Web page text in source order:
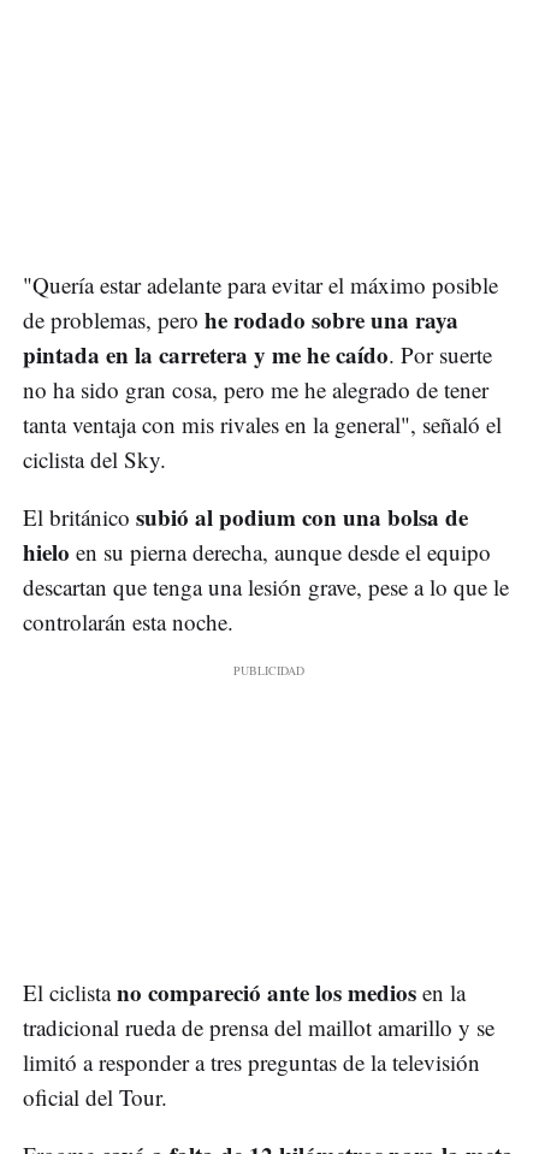
"Quería estar adelante para evitar el máximo posible
de problemas, pero he rodado sobre una raya
pintada en la carretera y me he caído. Por suerte
no ha sido gran cosa, pero me he alegrado de tener
tanta ventaja con mis rivales en la general", señaló el
ciclista del Sky.
El británico subió al podium con una bolsa de
hielo en su pierna derecha, aunque desde el equipo
descartan que tenga una lesión grave, pese a lo que le
controlarán esta noche.
El ciclistano compareció ante los medios en la
tradicional rueda de prensa del maillot amarillo y se
limitó a responder a tres preguntas de la televisión
oficial del Tour.